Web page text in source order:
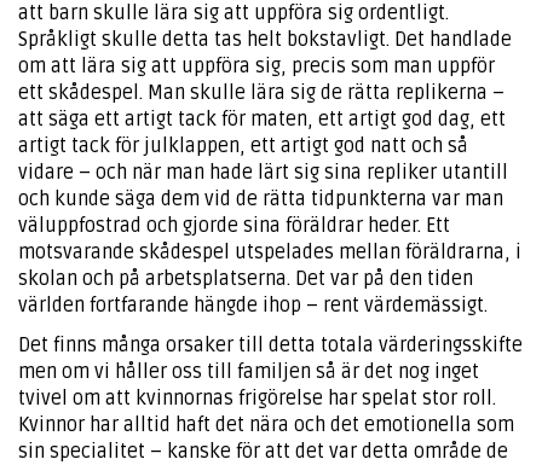
att barn skulle lära sig att uppföra sig ordentligt.
Språkligt skulle detta tas helt bokstavligt. Det handlade
om att lära sig att uppföra sig, precis som man uppför
ett skådespel. Man skulle lära sig de rätta replikerna –
att säga ett artigt tack för maten, ett artigt god dag, ett
artigt tack för julklappen, ett artigt god natt och så
vidare – och när man hade lärt sig sina repliker utantill
och kunde säga dem vid de rätta tidpunkterna var man
väluppfostrad och gjorde sina föräldrar heder. Ett
motsvarande skådespel utspelades mellan föräldrarna, i
skolan och på arbetsplatserna. Det var på den tiden
världen fortfarande hängde ihop – rent värdemässigt.
Det finns många orsaker till detta totala värderingsskifte
men om vi håller oss till familjen så är det nog inget
tvivel om att kvinnornas frigörelse har spelat stor roll.
Kvinnor har alltid haft det nära och det emotionella som
sin specialitet – kanske för att det var detta område de